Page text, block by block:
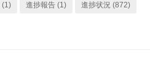
(1) 進捗報告 (1) 進捗状況 (872)